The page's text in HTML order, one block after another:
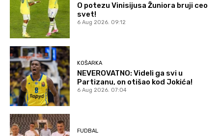
O potezu Vinisijusa Žuniora bruji ceo
svet!
6 Aug 2026. 09:12
KOŠARKA
NEVEROVATNO: Videli ga svi u
Partizanu, on otišao kod Jokića!
6 Aug 2026. 07:04
FUDBAL